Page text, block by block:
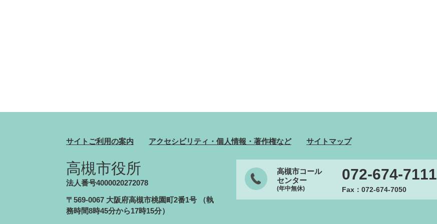
サイトご利用の案内 アクセシビリティ・個人情報・著作権など サイトマップ
高槻市役所
法人番号4000020272078
〒569-0067 大阪府高槻市桃園町2番1号
（執
務時間8時45分から17時15分）
高槻市コール
センター
(年中無休)
072-674-7111
Fax：072-674-7050